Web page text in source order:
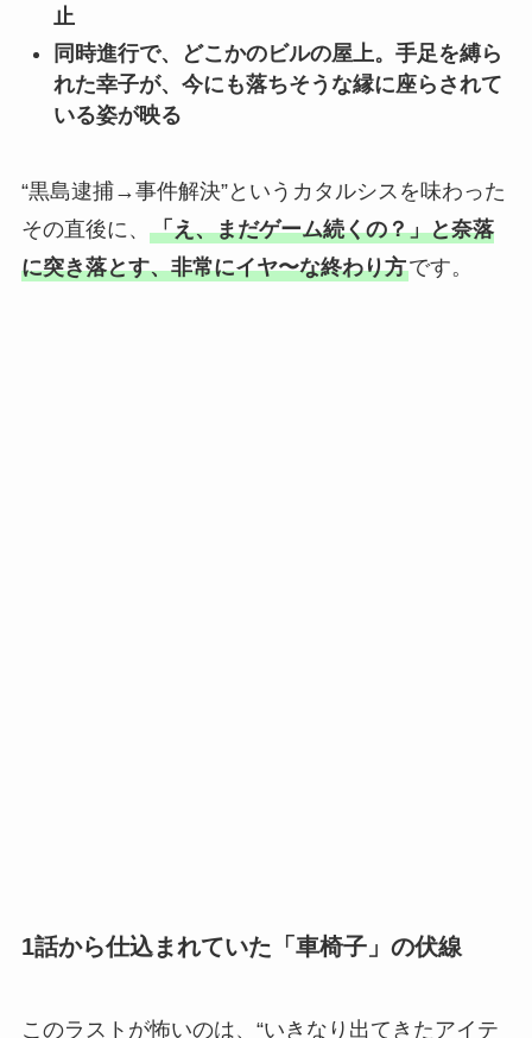
止
同時進行で、どこかのビルの屋上。手足を縛ら
れた幸子が、今にも落ちそうな縁に座らされて
いる姿が映る
“黒島逮捕→事件解決”というカタルシスを味わった
その直後に、 「え、まだゲーム続くの？」と奈落
に突き落とす、非常にイヤ〜な終わり方です。
1話から仕込まれていた「車椅子」の伏線
このラストが怖いのは、“いきなり出てきたアイテ